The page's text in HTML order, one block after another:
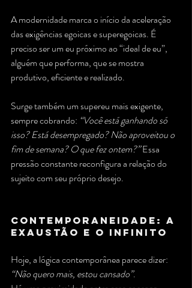
A modernidade marca o início da aceleração
das exigências egoicas e superegoicas. É
preciso ser um eu próximo ao “ideal de eu”,
alguém que performa, que se mostra
produtivo, eficiente e realizado.
Surge também um supereu mais exigente,
sempre cobrando: “Você está ganhando só
isso? Está desempregado? Não aproveitou o
fim de semana? O que fez ontem?” Essa
pressão constante reconfigura a relação do
sujeito com seu próprio desejo.
Contemporaneidade: a
exaustão e o infinito
Hoje, a lógica contemporânea parece dizer:
“Não quero mais, estou cansado”.